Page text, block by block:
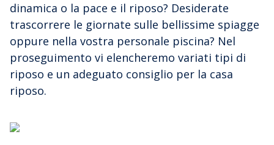
dinamica o la pace e il riposo? Desiderate
trascorrere le giornate sulle bellissime spiagge
oppure nella vostra personale piscina? Nel
proseguimento vi elencheremo variati tipi di
riposo e un adeguato consiglio per la casa
riposo.